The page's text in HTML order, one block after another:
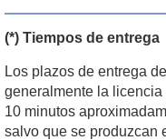
(*) Tiempos de entrega
Los plazos de entrega
generalmente la
10 minutos
salvo que se produzcan